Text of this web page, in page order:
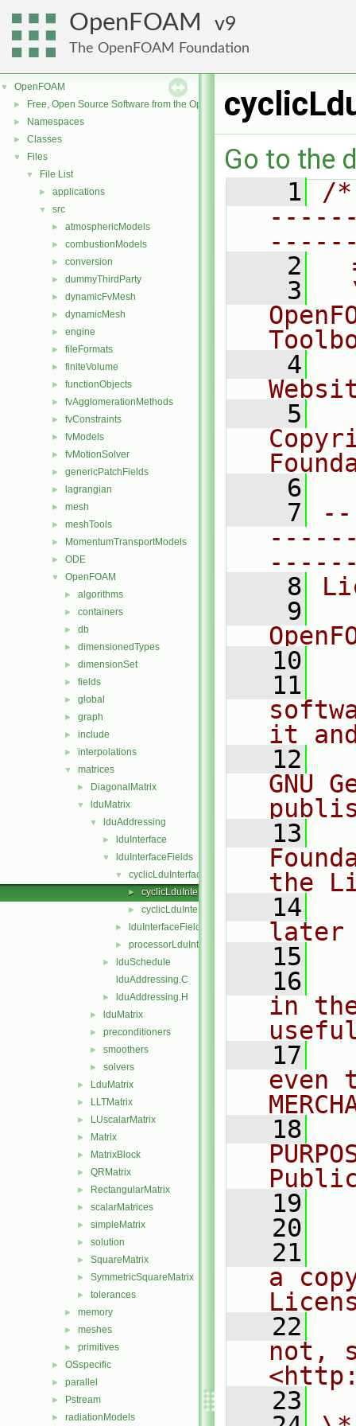
OpenFOAM 9
The OpenFOAM Foundation
▼ OpenFOAM
► Free, Open Source Software from the OpenFOAM Foundation
► Namespaces
► Classes
▼ Files
▼ File List
► applications
▼ src
► atmosphericModels
► combustionModels
► conversion
► dummyThirdParty
► dynamicFvMesh
► dynamicMesh
► engine
► fileFormats
► finiteVolume
► functionObjects
► fvAgglomerationMethods
► fvConstraints
► fvModels
► fvMotionSolver
► genericPatchFields
► lagrangian
► mesh
► meshTools
► MomentumTransportModels
► ODE
▼ OpenFOAM
► algorithms
► containers
► db
► dimensionedTypes
► dimensionSet
► fields
► global
► graph
► include
► interpolations
▼ matrices
► DiagonalMatrix
▼ lduMatrix
▼ lduAddressing
► lduInterface
▼ lduInterfaceFields
▼ cyclicLduInterfaceField
► cyclicLduInterfaceField.C
► cyclicLduInterfaceField.H
► lduInterfaceField
► processorLduInterfaceField
►
lduSchedule
lduAddressing.C
► lduAddressing.H
► lduMatrix
► preconditioners
► smoothers
► solvers
► LduMatrix
► LLTMatrix
► LUscalarMatrix
► Matrix
► MatrixBlock
► QRMatrix
► RectangularMatrix
► scalarMatrices
► simpleMatrix
► solution
► SquareMatrix
► SymmetricSquareMatrix
► tolerances
► memory
► meshes
► primitives
► OSspecific
► parallel
► Pstream
► radiationModels
Go to the
    1
/
    2
    3
    4
    5
    6
    7
    8
    9
   10
   11
it
   12
GNU
   13
the
   14
later
   15
   16
in
   17
even
   18
   19
   20
   21
a
   22
not,
   23